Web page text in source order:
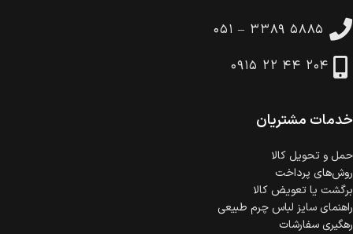
در هنگام خرید محصول، امکان انتخاب پرداخت در محل
وجود دارد.
است.
گارانتی معتبر برای تمامی محصولات ارائه می‌شود.
۰۵۱ – ۳۳۸۹ ۵۸۸۵
۰۹۱۵ ۲۲ ۴۴ ۲۰۴
خدمات مشتریان
حمل‌ و تحویل کالا
روش‌های پرداخت
برگشت یا تعویض کالا
راهنمای سایز لباس چرم طبیعی
رهگیری سفارشات